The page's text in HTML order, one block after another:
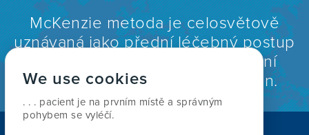
McKenzie metoda je celosvětově
uznávaná jako přední léčebný postup
pro léčbu bolestí krční a bederní
páteře a bolestí kloubů končetin.
We use cookies
. . . pacient je na prvním místě a správným
pohybem se vyléčí.